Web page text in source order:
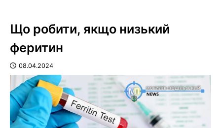
Що робити, якщо низький
феритин
08.04.2024